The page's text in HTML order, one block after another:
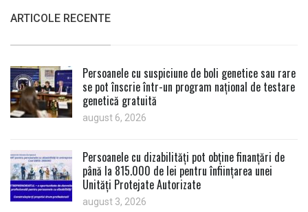
ARTICOLE RECENTE
Persoanele cu suspiciune de boli genetice sau rare
se pot înscrie într-un program național de testare
genetică gratuită
august 6, 2026
Persoanele cu dizabilități pot obține finanțări de
până la 815.000 de lei pentru înființarea unei
Unități Protejate Autorizate
august 3, 2026